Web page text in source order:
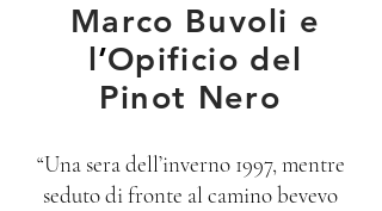
Marco Buvoli e
l’Opificio del
Pinot Nero
“Una sera dell’inverno 1997, mentre
seduto di fronte al camino bevevo